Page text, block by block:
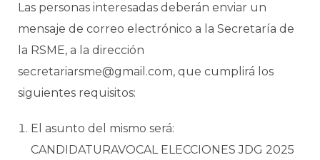
Las personas interesadas deberán enviar un
mensaje de correo electrónico a la Secretaría de
la RSME, a la dirección
secretariarsme@gmail.com, que cumplirá los
siguientes requisitos:
El asunto del mismo será:
CANDIDATURAVOCAL ELECCIONES JDG 2025